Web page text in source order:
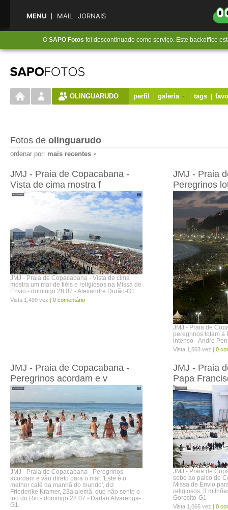
MENU MAIL JORNAIS
O SAPO Fotosfoi descontinuado como serviço. Este backoffice
OLINGUARUDO perfil galeria tags
Fotos de olinguarudo
ordenar por: mais recentes
JMJ - Praia de Copacabana -
Vista de cima mostra f
JMJ - Praia
Peregrinos
JMJ - Praia de Copacabana - Vista de cima
mostra um mar de fiéis e religiosos na Missa de
Envio - domingo 28.07 - Alexandre Durão-G1
Vista 1,499 vez | 0 comentário
JMJ - Praia de
peregrinos lotam a
intenso - Andre
Vista 1,563 vez | 0
JMJ - Praia de Copacabana -
Peregrinos acordam e v
JMJ - Praia
Papa
JMJ - Praia de Copacabana - Peregrinos
acordam e vão direto para o mar. 'Este é o
melhor café da manhã do mundo', diz
Friederike Kramer, 23a alemã, que não sente o
frio do Rio - domingo 28.07 - Darlan Alvarenga-
G1
JMJ - Praia de
sobe ao palco de
Missa de Envio
religiosos, 3
Gorosito-G1
Vista 1,065 vez | 0